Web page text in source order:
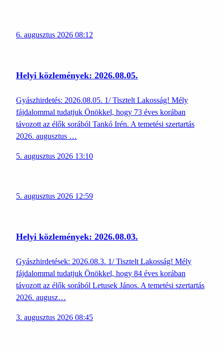
6. augusztus 2026 08:12
Helyi közlemények: 2026.08.05.
Gyászhirdetés: 2026.08.05. 1/ Tisztelt Lakosság! Mély
fájdalommal tudatjuk Önökkel, hogy 73 éves korában
távozott az élők sorából Tankó Irén. A temetési szertartás
2026. augusztus …
5. augusztus 2026 13:10
5. augusztus 2026 12:59
Helyi közlemények: 2026.08.03.
Gyászhirdetések: 2026.08.3. 1/ Tisztelt Lakosság! Mély
fájdalommal tudatjuk Önökkel, hogy 84 éves korában
távozott az élők sorából Letusek János. A temetési szertartás
2026. augusz…
3. augusztus 2026 08:45